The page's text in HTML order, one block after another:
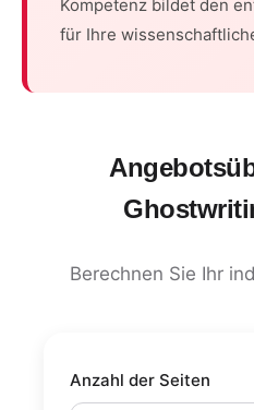
Kompetenz bildet den
für Ihre
Berechnen Sie Ihr
Anzahl der Seiten